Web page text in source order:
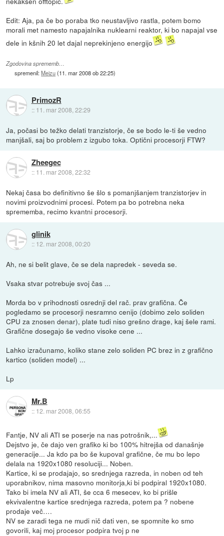
Edit: Aja, pa če bo poraba tko neustavljivo rastla, potem bomo
morali met namesto napajalnika nuklearni reaktor, ki bo napajal vse
dele in kšnih 20 let dajal neprekinjeno energijo
Zgodovina sprememb…
spremenil:Meizu(11. mar 2008 ob 22:25)
PrimozR
:: 11. mar 2008, 22:29
Ja, počasi bo težko delati tranzistorje, če se bodo le-ti še vedno
manjšali, saj bo problem z izgubo toka. Optični procesorji FTW?
Zheegec
:: 11. mar 2008, 22:32
Nekaj časa bo definitivno še šlo s pomanjšanjem tranzistorjev in
novimi proizvodnimi procesi. Potem pa bo potrebna neka
sprememba, recimo kvantni procesorji.
glinik
:: 12. mar 2008, 00:20
Ah, ne si belit glave, če se dela napredek - seveda se.
Vsaka stvar potrebuje svoj čas ...
Morda bo v prihodnosti osrednji del rač. prav grafična. Če
pogledamo se procesorji nesramno cenijo (dobimo zelo soliden
CPU za znosen denar), plate tudi niso grešno drage, kaj šele rami.
Grafične dosegajo še vedno visoke cene ...
Lahko izračunamo, koliko stane zelo soliden PC brez in z grafično
kartico (soliden model) ...
Lp
Mr.B
:: 12. mar 2008, 06:55
Fantje, NV ali ATI se poserje na nas potrošnik,...
Dejstvo je, če dajo ven grafiko ki bo 100% hitrejša od današnje
generacije... Ja kdo pa bo še kupoval grafične, če mu bo lepo
delala na 1920x1080 resoluciji... Noben.
Kartice, ki se prodajajo, so srednjega razreda, in noben od teh
uporabnikov, nima masovno monitorja,ki bi podpiral 1920x1080.
Tako bi imela NV ali ATI, še cca 6 mesecev, ko bi prišle
ekvivalentne kartice srednjega razreda, potem pa ? nobene
prodaje več….
NV se zaradi tega ne mudi nič dati ven, se spomnite ko smo
govorili, kaj moj procesor podpira tvoj p ne